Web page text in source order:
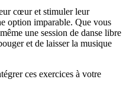
cœur et stimuler leur
option imparable. Que vous
une session de danse libre
et de laisser la musique
ces exercices à votre